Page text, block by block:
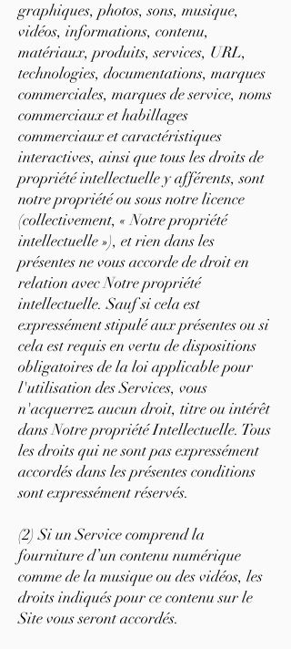
graphiques, photos, sons, musique,
vidéos, informations, contenu,
matériaux, produits, services, URL,
technologies, documentations, marques
commerciales, marques de service, noms
commerciaux et habillages
commerciaux et caractéristiques
interactives, ainsi que tous les droits de
propriété intellectuelle y afférents, sont
notre propriété ou sous notre licence
(collectivement, « Notre propriété
intellectuelle »), et rien dans les
présentes ne vous accorde de droit en
relation avec Notre propriété
intellectuelle. Sauf si cela est
expressément stipulé aux présentes ou si
cela est requis en vertu de dispositions
obligatoires de la loi applicable pour
l'utilisation des Services, vous
n'acquerrez aucun droit, titre ou intérêt
dans Notre propriété Intellectuelle. Tous
les droits qui ne sont pas expressément
accordés dans les présentes conditions
sont expressément réservés.
(2) Si un Service comprend la
fourniture d’un contenu numérique
comme de la musique ou des vidéos, les
droits indiqués pour ce contenu sur le
Site vous seront accordés.